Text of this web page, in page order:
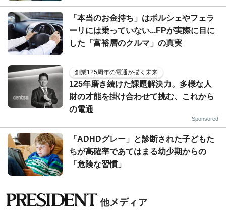
「本当のお金持ち」はポルシェやフェラ
ーリには乗っていない...FPが実際に目に
した「富裕層のクルマ」の真実
創業125周年の電通が描く未来
125年磨き続けた課題解決力。多様な人
財の才能を掛け合わせて挑む、これから
の電通
Sponsored
「ADHDグレー」と診断された子どもた
ちが高確率であてはまる幼少期からの
「危険な習慣」